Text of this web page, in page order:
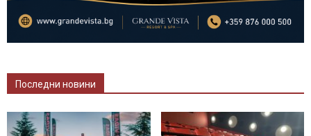
Последни новини